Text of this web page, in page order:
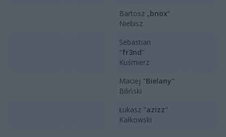
Bartosz „bnox”
Niebisz
Sebastian
"fr3nd"
Kuśmierz
Maciej "Bielany"
Biliński
Łukasz "azizz"
Kałkowski